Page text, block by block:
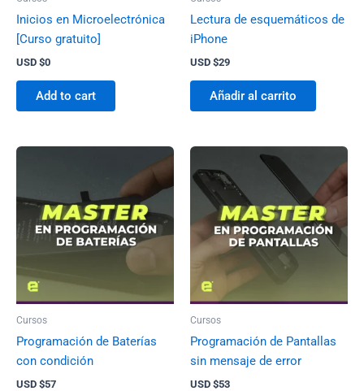
Inicios en Microelectrónica
[Curso gratuito]
USD $0
Add to cart
Lectura de esquemáticos de
iPhone
USD $29
Añadir al carrito
Cursos
Programación de Baterías
con condición
USD $57
Cursos
Programación de Pantallas
sin mensaje de error
USD $53